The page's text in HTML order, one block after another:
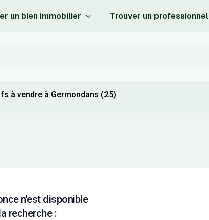
un bien immobilier Trouver un professionnel
à vendre à Germondans (25)
n'est disponible
recherche :